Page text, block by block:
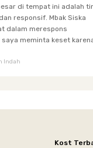
di tempat ini adalah
responsif. Mbak Siska
dipenuhi dengan cepat. Terima kasih Mbak Siska.
Indah
Kost